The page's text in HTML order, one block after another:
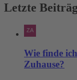
Letzte
Wie finde
Zuhause?